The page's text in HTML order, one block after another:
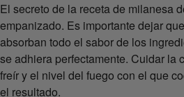
El secreto de la receta de milanesa
empanizado. Es importante dejar
absorban todo el sabor de los
se adhiera perfectamente. Cuidar la
freír y el nivel del fuego con el que
el resultado.